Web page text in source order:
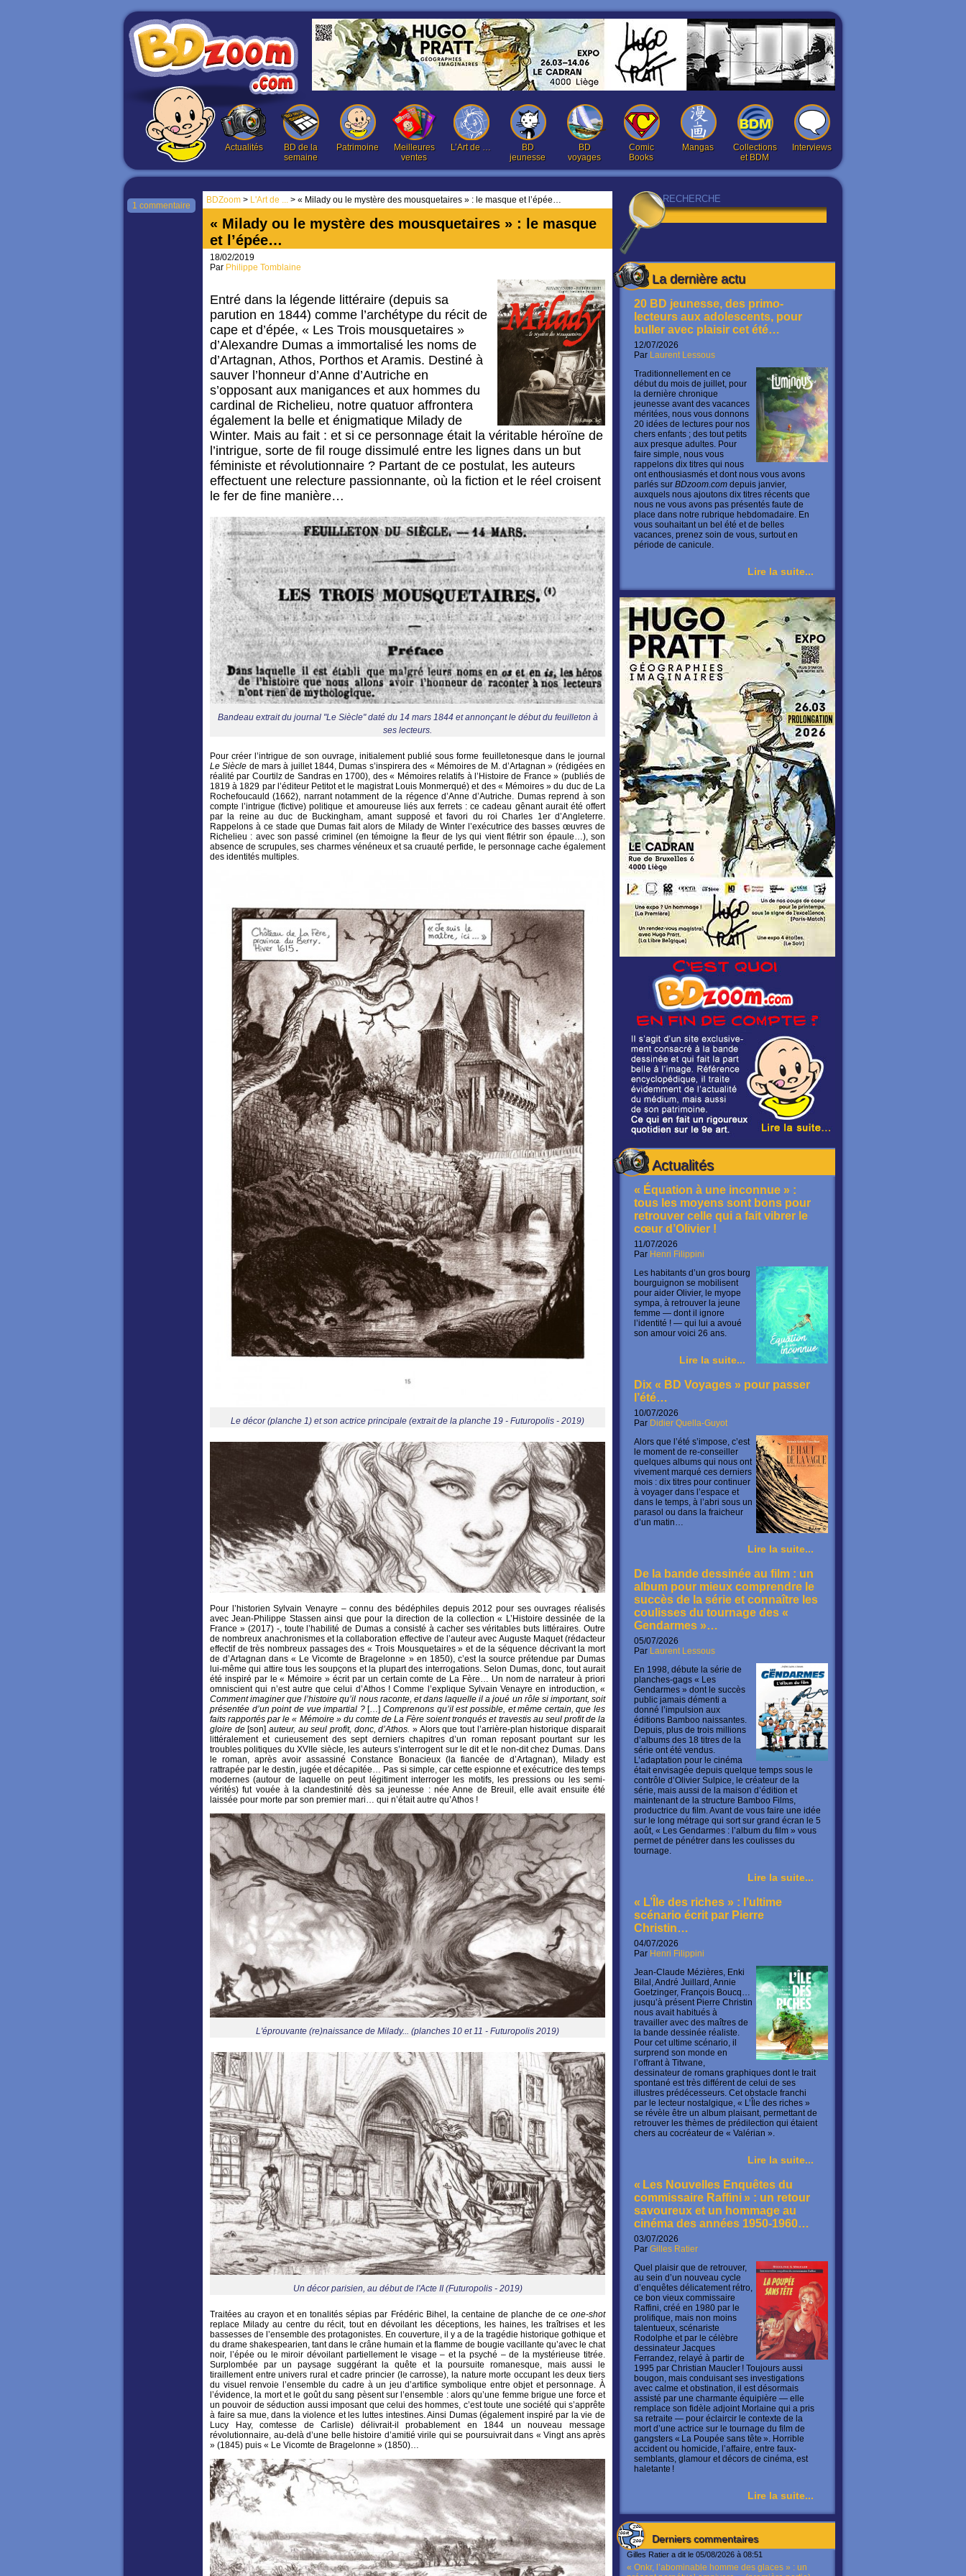
Actualités
BD de la
semaine
Patrimoine
Meilleures
ventes
L’Art de …
BD
jeunesse
BD
voyages
Comic
Books
Mangas
Collections
et BDM
Interviews
La dernière actu
20 BD jeunesse, des primo-
lecteurs aux adolescents, pour
buller avec plaisir cet été…
12/07/2026
Par Laurent Lessous
Traditionnellement en ce
début du mois de juillet, pour
la dernière chronique
jeunesse avant des vacances
méritées, nous vous donnons
20 idées de lectures pour nos
chers enfants ; des tout petits
aux presque adultes. Pour
faire simple, nous vous
rappelons dix titres qui nous
ont enthousiasmés et dont nous vous avons
parlés sur BDzoom.com depuis janvier,
auxquels nous ajoutons dix titres récents que
nous ne vous avons pas présentés faute de
place dans notre rubrique hebdomadaire. En
vous souhaitant un bel été et de belles
vacances, prenez soin de vous, surtout en
période de canicule.
Lire la suite...
Actualités
« Équation à une inconnue » :
tous les moyens sont bons pour
retrouver celle qui a fait vibrer le
cœur d’Olivier !
11/07/2026
Par Henri Filippini
Les habitants d’un gros bourg
bourguignon se mobilisent
pour aider Olivier, le myope
sympa, à retrouver la jeune
femme — dont il ignore
l’identité ! — qui lui a avoué
son amour voici 26 ans.
Lire la suite...
Dix « BD Voyages » pour passer
l’été…
10/07/2026
Par Didier Quella-Guyot
Alors que l’été s’impose, c’est
le moment de re-conseiller
quelques albums qui nous ont
vivement marqué ces derniers
mois : dix titres pour continuer
à voyager dans l’espace et
dans le temps, à l’abri sous un
parasol ou dans la fraicheur
d’un matin…
Lire la suite...
De la bande dessinée au film : un
album pour mieux comprendre le
succès de la série et connaître les
coulisses du tournage des «
Gendarmes »…
05/07/2026
Par Laurent Lessous
En 1998, débute la série de
planches-gags « Les
Gendarmes » dont le succès
public jamais démenti a
donné l’impulsion aux
éditions Bamboo naissantes.
Depuis, plus de trois millions
d’albums des 18 titres de la
série ont été vendus.
L’adaptation pour le cinéma
était envisagée depuis quelque temps sous le
contrôle d’Olivier Sulpice, le créateur de la
série, mais aussi de la maison d’édition et
maintenant de la structure Bamboo Films,
productrice du film. Avant de vous faire une idée
sur le long métrage qui sort sur grand écran le 5
août, « Les Gendarmes : l’album du film » vous
permet de pénétrer dans les coulisses du
tournage.
Lire la suite...
« L’Île des riches » : l’ultime
scénario écrit par Pierre
Christin…
04/07/2026
Par Henri Filippini
Jean-Claude Mézières, Enki
Bilal, André Juillard, Annie
Goetzinger, François Boucq…
jusqu’à présent Pierre Christin
nous avait habitués à
travailler avec des maîtres de
la bande dessinée réaliste.
Pour cet ultime scénario, il
surprend son monde en
l’offrant à Titwane,
dessinateur de romans graphiques dont le trait
spontané est très différent de celui de ses
illustres prédécesseurs. Cet obstacle franchi
par le lecteur nostalgique, « L’Île des riches »
se révèle être un album plaisant, permettant de
retrouver les thèmes de prédilection qui étaient
chers au cocréateur de « Valérian ».
Lire la suite...
« Les Nouvelles Enquêtes du
commissaire Raffini » : un retour
savoureux et un hommage au
cinéma des années 1950-1960…
03/07/2026
Par Gilles Ratier
Quel plaisir que de retrouver,
au sein d’un nouveau cycle
d’enquêtes délicatement rétro,
ce bon vieux commissaire
Raffini, créé en 1980 par le
prolifique, mais non moins
talentueux, scénariste
Rodolphe et par le célèbre
dessinateur Jacques
Ferrandez, relayé à partir de
1995 par Christian Maucler ! Toujours aussi
bougon, mais conduisant ses investigations
avec calme et obstination, il est désormais
assisté par une charmante équipière — elle
remplace son fidèle adjoint Morlaine qui a pris
sa retraite — pour éclaircir le contexte de la
mort d’une actrice sur le tournage du film de
gangsters « La Poupée sans tête ». Horrible
accident ou homicide, l’affaire, entre faux-
semblants, glamour et décors de cinéma, est
haletante !
Lire la suite...
Derniers commentaires
Gilles Ratier a dit le 05/08/2026 à 08:51
« Onkr, l’abominable homme des glaces » : un
BDZoom > L'Art de ... > « Milady ou le mystère des mousquetaires » : le masque et l’épée…
1 commentaire
« Milady ou le mystère des mousquetaires » : le masque
et l’épée…
18/02/2019
Par Philippe Tomblaine
Entré dans la légende littéraire (depuis sa
parution en 1844) comme l’archétype du récit de
cape et d’épée, « Les Trois mousquetaires »
d’Alexandre Dumas a immortalisé les noms de
d’Artagnan, Athos, Porthos et Aramis. Destiné à
sauver l’honneur d’Anne d’Autriche en
s’opposant aux manigances et aux hommes du
cardinal de Richelieu, notre quatuor affrontera
également la belle et énigmatique Milady de
Winter. Mais au fait : et si ce personnage était la véritable héroïne de
l’intrigue, sorte de fil rouge dissimulé entre les lignes dans un but
féministe et révolutionnaire ? Partant de ce postulat, les auteurs
effectuent une relecture passionnante, où la fiction et le réel croisent
le fer de fine manière…
Bandeau extrait du journal "Le Siècle" daté du 14 mars 1844 et annonçant le début du feuilleton à
ses lecteurs.
Pour créer l’intrigue de son ouvrage, initialement publié sous forme feuilletonesque dans le journal
Le Siècle de mars à juillet 1844, Dumas s’inspirera des « Mémoires de M. d’Artagnan » (rédigées en
réalité par Courtilz de Sandras en 1700), des « Mémoires relatifs à l’Histoire de France » (publiés de
1819 à 1829 par l’éditeur Petitot et le magistrat Louis Monmerqué) et des « Mémoires » du duc de La
Rochefoucauld (1662), narrant notamment de la régence d’Anne d’Autriche. Dumas reprend à son
compte l’intrigue (fictive) politique et amoureuse liés aux ferrets : ce cadeau gênant aurait été offert
par la reine au duc de Buckingham, amant supposé et favori du roi Charles 1er d’Angleterre.
Rappelons à ce stade que Dumas fait alors de Milady de Winter l’exécutrice des basses œuvres de
Richelieu : avec son passé criminel (en témoigne la fleur de lys qui vient flétrir son épaule…), son
absence de scrupules, ses charmes vénéneux et sa cruauté perfide, le personnage cache également
des identités multiples.
Le décor (planche 1) et son actrice principale (extrait de la planche 19 - Futuropolis - 2019)
Pour l’historien Sylvain Venayre – connu des bédéphiles depuis 2012 pour ses ouvrages réalisés
avec Jean-Philippe Stassen ainsi que pour la direction de la collection « L’Histoire dessinée de la
France » (2017) -, toute l’habilité de Dumas a consisté à cacher ses véritables buts littéraires. Outre
de nombreux anachronismes et la collaboration effective de l’auteur avec Auguste Maquet (rédacteur
effectif de très nombreux passages des « Trois Mousquetaires » et de la séquence décrivant la mort
de d’Artagnan dans « Le Vicomte de Bragelonne » en 1850), c’est la source prétendue par Dumas
lui-même qui attire tous les soupçons et la plupart des interrogations. Selon Dumas, donc, tout aurait
été inspiré par le « Mémoire » écrit par un certain comte de La Fère… Un nom de narrateur à priori
omniscient qui n’est autre que celui d’Athos ! Comme l’explique Sylvain Venayre en introduction, «
Comment imaginer que l’histoire qu’il nous raconte, et dans laquelle il a joué un rôle si important, soit
présentée d’un point de vue impartial ?[…] Comprenons qu’il est possible, et même certain, que les
faits rapportés par le « Mémoire » du comte de La Fère soient tronqués et travestis au seul profit de la
gloire de[son]auteur, au seul profit, donc, d’Athos. » Alors que tout l’arrière-plan historique disparait
littéralement et curieusement des sept derniers chapitres d’un roman reposant pourtant sur les
troubles politiques du XVIIe siècle, les auteurs s’interrogent sur le dit et le non-dit chez Dumas. Dans
le roman, après avoir assassiné Constance Bonacieux (la fiancée de d’Artagnan), Milady est
rattrapée par le destin, jugée et décapitée… Pas si simple, car cette espionne et exécutrice des temps
modernes (autour de laquelle on peut légitiment interroger les motifs, les pressions ou les semi-
vérités) fut vouée à la clandestinité dès sa jeunesse : née Anne de Breuil, elle avait ensuite été
laissée pour morte par son premier mari… qui n’était autre qu’Athos !
L'éprouvante (re)naissance de Milady... (planches 10 et 11 - Futuropolis 2019)
Un décor parisien, au début de l'Acte II (Futuropolis - 2019)
Traitées au crayon et en tonalités sépias par Frédéric Bihel, la centaine de planche de ce one-shot
replace Milady au centre du récit, tout en dévoilant les déceptions, les haines, les traîtrises et les
bassesses de l’ensemble des protagonistes. En couverture, il y a de la tragédie historique gothique et
du drame shakespearien, tant dans le crâne humain et la flamme de bougie vacillante qu’avec le chat
noir, l’épée ou le miroir dévoilant partiellement le visage – et la psyché – de la mystérieuse titrée.
Surplombée par un paysage suggérant la quête et la poursuite romanesque, mais aussi le
tiraillement entre univers rural et cadre princier (le carrosse), la nature morte occupant les deux tiers
du visuel renvoie l’ensemble du cadre à un jeu d’artifice symbolique entre objet et personnage. À
l’évidence, la mort et le goût du sang pèsent sur l’ensemble : alors qu’une femme brigue une force et
un pouvoir de séduction aussi imposant que celui des hommes, c’est toute une société qui s’apprête
à faire sa mue, dans la violence et les luttes intestines. Ainsi Dumas (également inspiré par la vie de
Lucy Hay, comtesse de Carlisle) délivrait-il probablement en 1844 un nouveau message
révolutionnaire, au-delà d’une belle histoire d’amitié virile qui se poursuivrait dans « Vingt ans après
» (1845) puis « Le Vicomte de Bragelonne » (1850)…